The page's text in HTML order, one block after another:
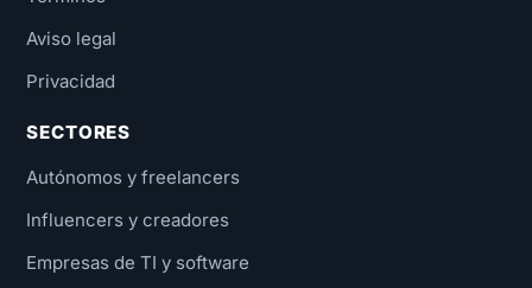
Aviso legal
Privacidad
SECTORES
Autónomos y freelancers
Influencers y creadores
Empresas de TI y software